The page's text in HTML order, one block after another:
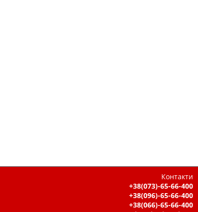
Контакти
+38(073)-65-66-400
+38(096)-65-66-400
+38(066)-65-66-400